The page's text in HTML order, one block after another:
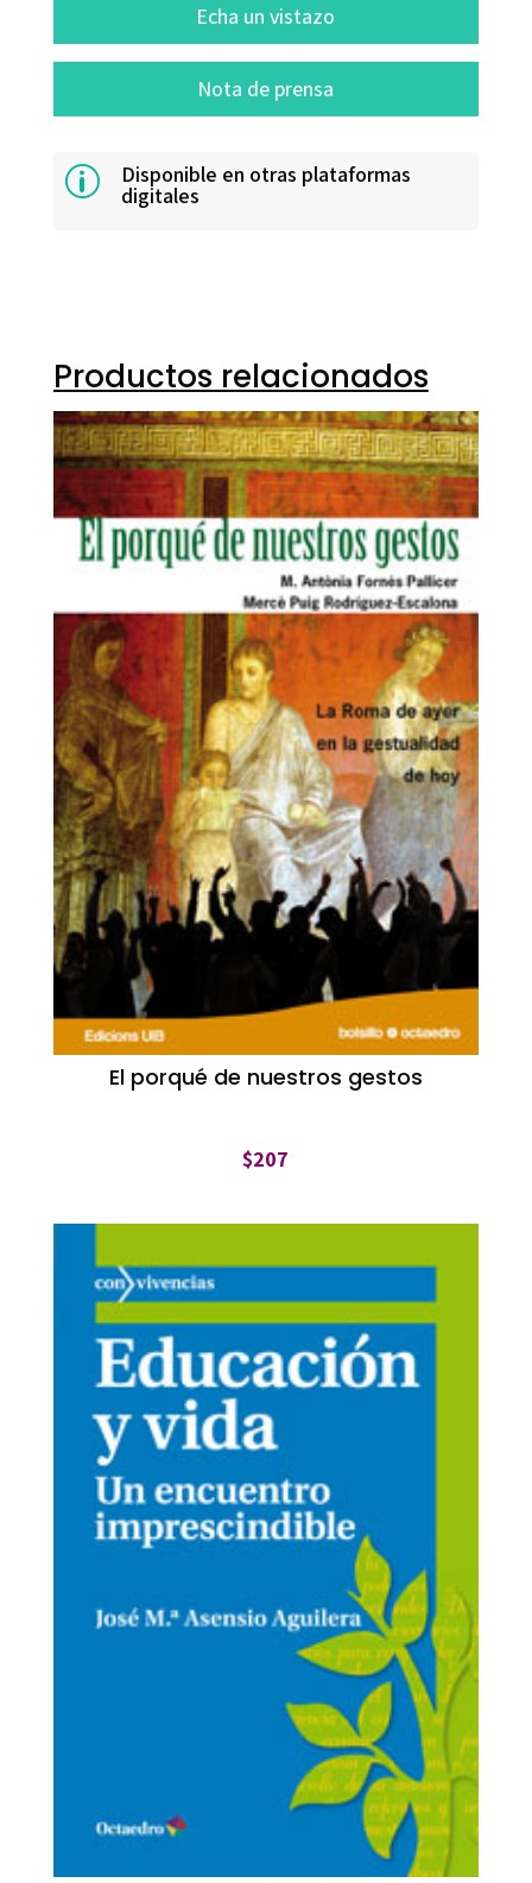
Echa un vistazo
Nota de prensa
p Disponible en otras plataformas
digitales
Productos relacionados
El porqué de nuestros gestos
$207